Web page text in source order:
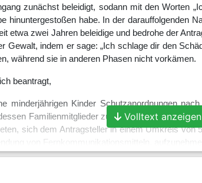
zunächst beleidigt, sodann mit den Worten
hinuntergestoßen habe. In der darauffolgenden
etwa zwei Jahren beleidige und bedrohe der
Gewalt, indem er sage: „Ich schlage dir den
während sie in anderen Phasen nicht vorkämen.
beantragt,
minderjährigen Kinder Schutzanordnungen
Familienmitglieder zu bedrohen, zu
sich dem Antragsteller in einem Umkreis von
von Fernkommunikationsmitteln,
Volltext anzeigen